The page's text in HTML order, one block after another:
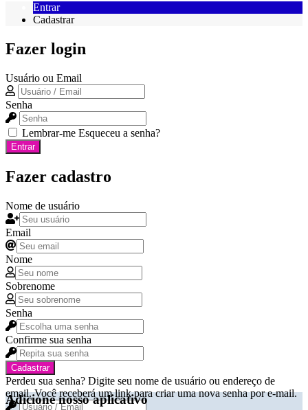
Entrar
Cadastrar
Fazer login
Usuário ou Email
Senha
Lembrar-me Esqueceu a senha?
Entrar
Fazer cadastro
Nome de usuário
Email
Nome
Sobrenome
Senha
Confirme sua senha
Cadastrar
Perdeu sua senha? Digite seu nome de usuário ou endereço de
email. Você receberá um link para criar uma nova senha por e-mail.
Adicione nosso aplicativo